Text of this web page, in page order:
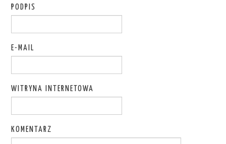
PODPIS
E-MAIL
WITRYNA INTERNETOWA
KOMENTARZ